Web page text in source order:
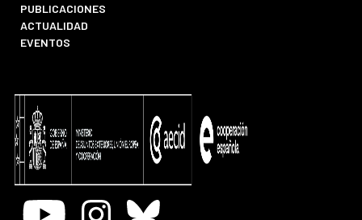
PUBLICACIONES
ACTUALIDAD
EVENTOS
Youtube InstagramBluesky